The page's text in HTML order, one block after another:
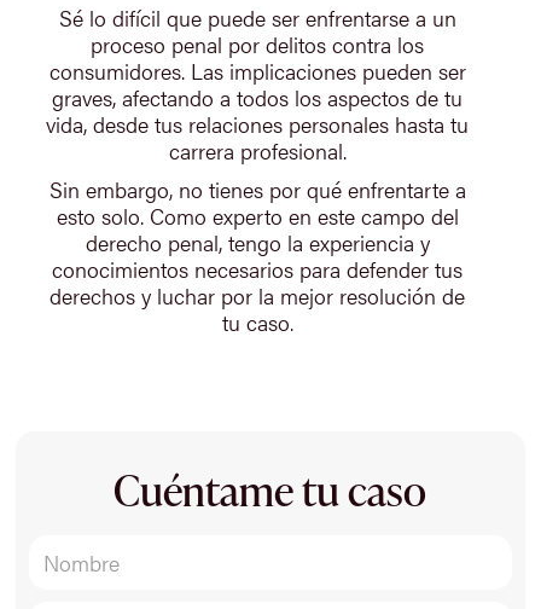
Sé lo difícil que puede ser enfrentarse a un
proceso penal por delitos contra los
consumidores. Las implicaciones pueden ser
graves, afectando a todos los aspectos de tu
vida, desde tus relaciones personales hasta tu
carrera profesional.
Sin embargo, no tienes por qué enfrentarte a
esto solo. Como experto en este campo del
derecho penal, tengo la experiencia y
conocimientos necesarios para defender tus
derechos y luchar por la mejor resolución de
tu caso.
Cuéntame tu caso